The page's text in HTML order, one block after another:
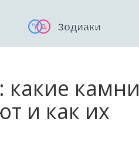
камни
и как их